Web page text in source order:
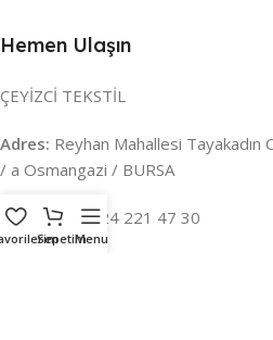
Hemen Ulaşın
ÇEYİZCİ TEKSTİL
Adres: Reyhan Mahallesi Tayakadın
/ a Osmangazi / BURSA
İLETİŞİM : 0224 221 47 30
SepetimMenu